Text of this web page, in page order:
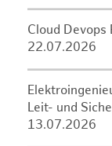
Cloud Devops
22.07.2026
Leit- und
13.07.2026